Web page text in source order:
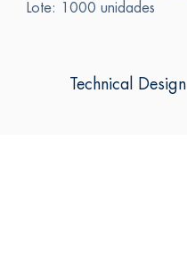
Lote: 1000 unidades
Technical Design